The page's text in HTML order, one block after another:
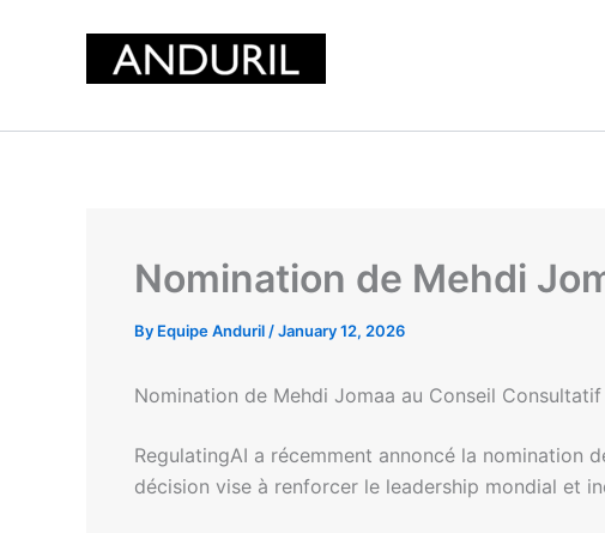
Nomination de Mehdi
By Equipe Anduril /January 12, 2026
Nomination de Mehdi Jomaa au Conseil
RegulatingAI a récemment annoncé la nomination
décision vise à renforcer le leadership mondial et